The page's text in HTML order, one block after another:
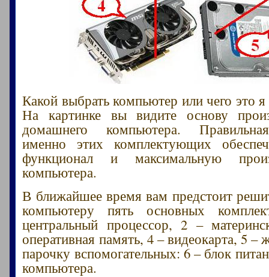
Какой выбрать компьютер или чего это
На картинке вы видите основу
домашнего компьютера.
именно этих комплектующих
функционал и максимальную
компьютера.
В ближайшее время вам предстоит
компьютеру пять основных
центральный процессор, 2 –
оперативная память, 4 – видеокарта, 5 –
парочку вспомогательных: 6 – блок
компьютера.